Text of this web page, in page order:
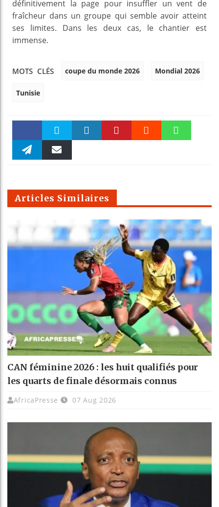
définitivement la page pour insuffler un vent de
fraîcheur dans un groupe qui semble avoir atteint
ses limites. Dans les deux cas, le chantier est
immense.
MOTS CLÉS coupe du monde 2026 Mondial 2026
Tunisie
Faceboo Twitter
m
Articles Similaires
CAN féminine 2026 : les huit qualifiés pour
les quarts de finale désormais connus
AfricaPresse 07 Aug 2026